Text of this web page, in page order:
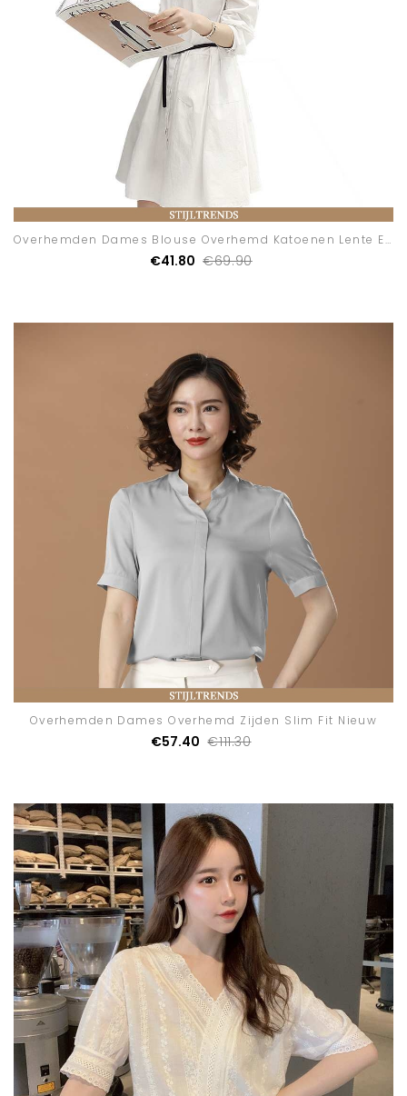
Overhemden Dames Blouse Overhemd Katoenen Lente Elke Dag
€41.80 €69.90
Overhemden Dames Overhemd Zijden Slim Fit Nieuw
€57.40 €111.30